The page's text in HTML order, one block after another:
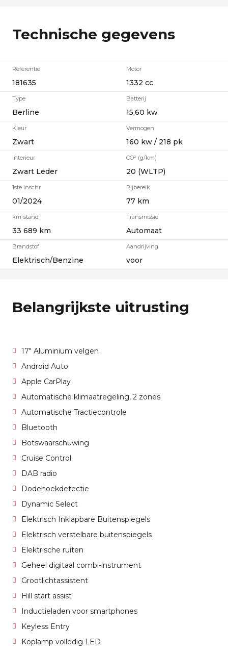
Technische gegevens
Referentie
181635
Type
Berline
Kleur
Zwart
Interieur
Zwart Leder
1ste inschr
01/2024
km-stand
33 689 km
Brandstof
Elektrisch/Benzine
Motor
1332 cc
Batterij
15,60 kw
Vermogen
160 kw / 218 pk
CO² (g/km)
20 (WLTP)
Rijbereik
77 km
Transmissie
Automaat
Aandrijving
voor
Belangrijkste uitrusting
17" Aluminium velgen
Android Auto
Apple CarPlay
Automatische klimaatregeling, 2 zones
Automatische Tractiecontrole
Bluetooth
Botswaarschuwing
Cruise Control
DAB radio
Dodehoekdetectie
Dynamic Select
Elektrisch Inklapbare Buitenspiegels
Elektrisch verstelbare buitenspiegels
Elektrische ruiten
Geheel digitaal combi-instrument
Grootlichtassistent
Hill start assist
Inductieladen voor smartphones
Keyless Entry
Koplamp volledig LED